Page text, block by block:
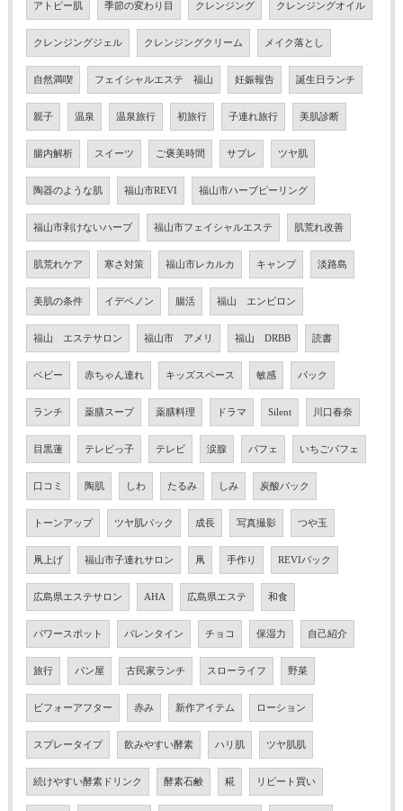
アトピー肌 季節の変わり目 クレンジング クレンジングオイル
クレンジングジェル クレンジングクリーム メイク落とし
自然満喫 フェイシャルエステ 福山 妊娠報告 誕生日ランチ
親子 温泉 温泉旅行 初旅行 子連れ旅行 美肌診断
腸内解析 スイーツ ご褒美時間 サブレ ツヤ肌
陶器のような肌 福山市REVI 福山市ハーブピーリング
福山市剥けないハーブ 福山市フェイシャルエステ 肌荒れ改善
肌荒れケア 寒さ対策 福山市レカルカ キャンプ 淡路島
美肌の条件 イデベノン 腸活 福山 エンビロン
福山 エステサロン 福山市 アメリ 福山 DRBB 読書
ベビー 赤ちゃん連れ キッズスペース 敏感 パック
ランチ 薬膳スープ 薬膳料理 ドラマ Silent 川口春奈
目黒蓮 テレビっ子 テレビ 涙腺 パフェ いちごパフェ
口コミ 陶肌 しわ たるみ しみ 炭酸パック
トーンアップ ツヤ肌パック 成長 写真撮影 つや玉
凧上げ 福山市子連れサロン 凧 手作り REVIパック
広島県エステサロン AHA 広島県エステ 和食
パワースポット バレンタイン チョコ 保湿力 自己紹介
旅行 パン屋 古民家ランチ スローライフ 野菜
ビフォーアフター 赤み 新作アイテム ローション
スプレータイプ 飲みやすい酵素 ハリ肌 ツヤ肌肌
続けやすい酵素ドリンク 酵素石鹸 糀 リピート買い